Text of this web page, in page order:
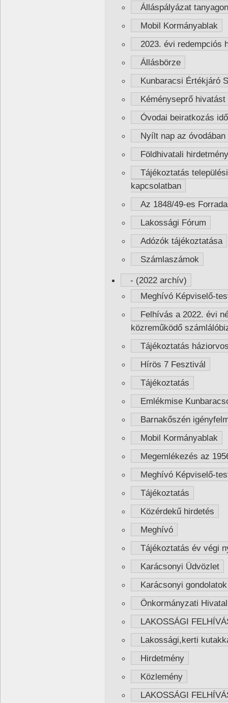
Álláspályázat
Mobil Kormányablak
2023. évi redempciós
Állásbörze
Kunbaracsi Értékjáró
Kéményseprő
Óvodai beiratkozás
Nyílt nap az óvodában
Földhivatali
Tájékoztatás
kapcsolatban
Az 1848/49-es
Lakossági Fórum
Adózók tájékoztatása
Számlaszámok
- (2022 archív)
Meghívó Képviselő-
Felhívás a 2022. évi
közreműködő
Tájékoztatás
Hírös 7 Fesztivál
Tájékoztatás
Emlékmise
Barnakőszén
Mobil Kormányablak
Megemlékezés az
Meghívó Képviselő-
Tájékoztatás
Közérdekű hirdetés
Meghívó
Tájékoztatás év végi
Karácsonyi Üdvözlet
Karácsonyi gondolatok
Önkormányzati
LAKOSSÁGI
Lakossági,kerti
Hirdetmény
Közlemény
LAKOSSÁGI